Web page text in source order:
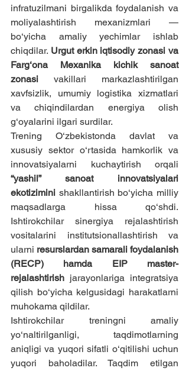
infratuzilmani birgalikda foydalanish va
moliyalashtirish mexanizmlari —
bo‘yicha amaliy yechimlar ishlab
chiqdilar. Urgut erkin iqtisodiy zonasi va
Farg‘ona Mexanika kichik sanoat
zonasi vakillari markazlashtirilgan
xavfsizlik, umumiy logistika xizmatlari
va chiqindilardan energiya olish
g‘oyalarini ilgari surdilar.
Trening O‘zbekistonda davlat va
xususiy sektor o‘rtasida hamkorlik va
“yashil” sanoat innovatsiyalari
ekotizimini shakllantirish bo‘yicha milliy
maqsadlarga hissa qo‘shdi.
Ishtirokchilar sinergiya rejalashtirish
vositalarini institutsionallashtirish va
ularni resurslardan samarali foydalanish
(RECP) hamda EIP master-
rejalashtirish jarayonlariga integratsiya
qilish bo‘yicha kelgusidagi harakatlarni
muhokama qildilar.
Ishtirokchilar treningni amaliy
yo‘naltirilganligi, taqdimotlarning
aniqligi va yuqori sifatli o‘qitilishi uchun
yuqori baholadilar. Taqdim etilgan